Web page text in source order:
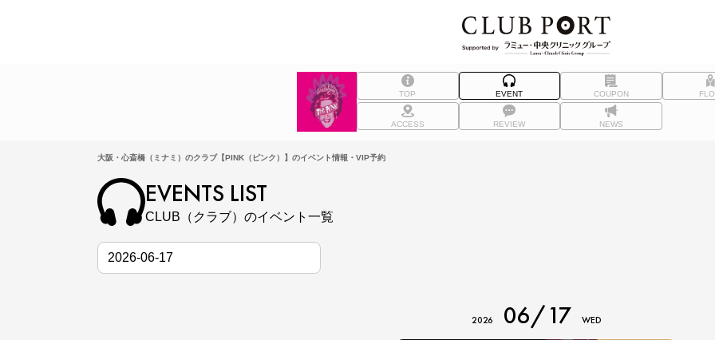
TOP EVENT COUPON
ACCESS REVIEW NEWS
大阪・心斎橋（ミナミ）のクラブ【PINK（ピンク）】のイベント情報・VIP予約
EVENTS LIST
CLUB（クラブ）のイベント一覧
2026 06/17 WED